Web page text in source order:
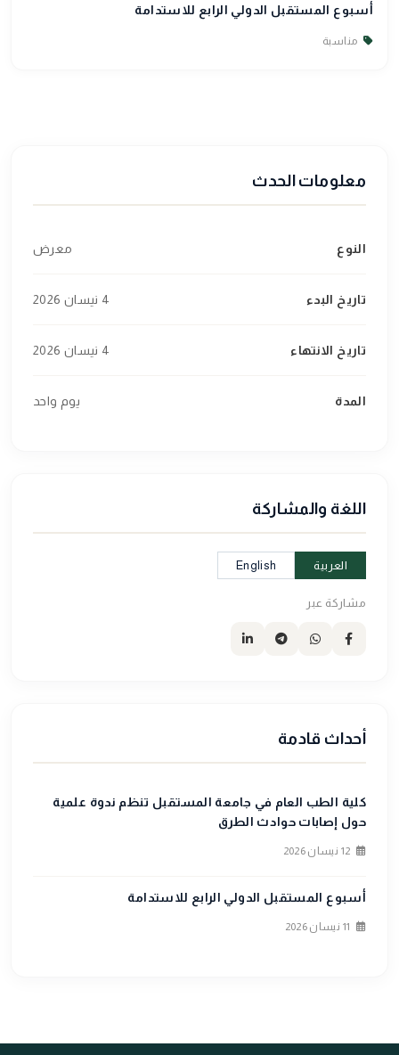
أسبوع المستقبل الدولي الرابع للاستدامة
مناسبة
معلومات الحدث
النوع معرض
تاريخ البدء 4 نيسان 2026
تاريخ الانتهاء 4 نيسان 2026
المدة يوم واحد
اللغة والمشاركة
العربية English
مشاركة عبر
أحداث قادمة
كلية الطب العام في جامعة المستقبل تنظم ندوة علمية
حول إصابات حوادث الطرق
أسبوع المستقبل الدولي الرابع للاستدامة